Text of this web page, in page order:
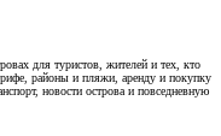
для туристов, жителей и тех, кто
районы и пляжи, аренду и покупку
новости острова и повседневную